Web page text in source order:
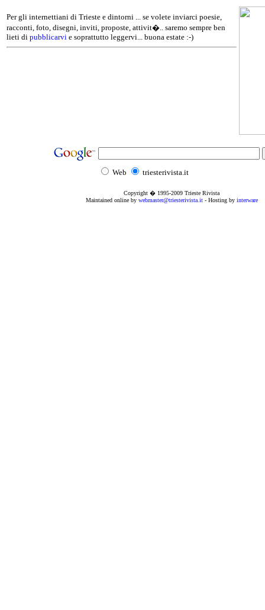
Per gli internettiani di Trieste e dintorni ... se volete inviarci poesie,
racconti, foto, disegni, inviti, proposte, attivit�.. saremo sempre ben
lieti di pubblicarvi e soprattutto leggervi... buona estate :-)
Web triesterivista.it
Copyright � 1995-2009 Trieste Rivista
Maintained online by webmaster@triesterivista.it- Hosting by interware